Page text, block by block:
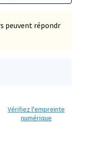
peuvent répondr
Vérifiez l'empreinte
numérique